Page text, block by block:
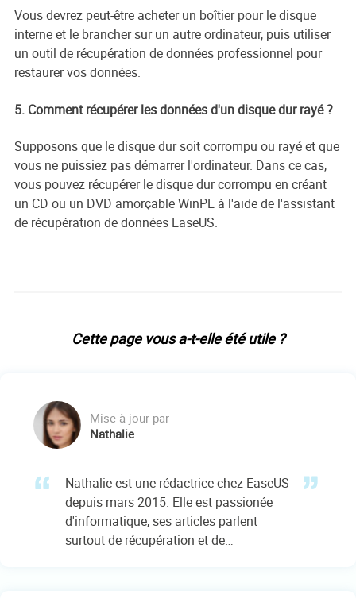
Vous devrez peut-être acheter un boîtier pour le disque
interne et le brancher sur un autre ordinateur, puis utiliser
un outil de récupération de données professionnel pour
restaurer vos données.
5. Comment récupérer les données d'un disque dur rayé ?
Supposons que le disque dur soit corrompu ou rayé et que
vous ne puissiez pas démarrer l'ordinateur. Dans ce cas,
vous pouvez récupérer le disque dur corrompu en créant
un CD ou un DVD amorçable WinPE à l'aide de l'assistant
de récupération de données EaseUS.
Cette page vous a-t-elle été utile ?
Mise à jour par
Nathalie
Nathalie est une rédactrice chez EaseUS
depuis mars 2015. Elle est passionée
d'informatique, ses articles parlent
surtout de récupération et de